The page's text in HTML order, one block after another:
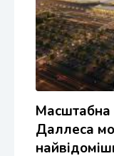
Масштабна
Даллеса